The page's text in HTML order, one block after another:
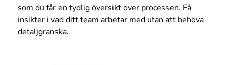
som du får en tydlig översikt över processen. Få
insikter i vad ditt team arbetar med utan att behöva
detaljgranska.